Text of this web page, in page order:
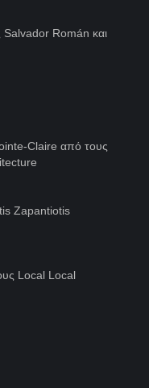
Román και
Claire από τους
Zapantiotis
Local Local